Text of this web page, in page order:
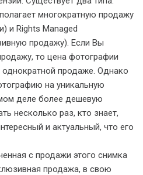
многократную продажу
и Rights Managed
продажу). Если Вы
то цена фотографии
продаже. Однако
на уникальную
деле более дешевую
несколько раз, кто знает,
и актуальный, что его
с продажи этого снимка
продажа, в свою